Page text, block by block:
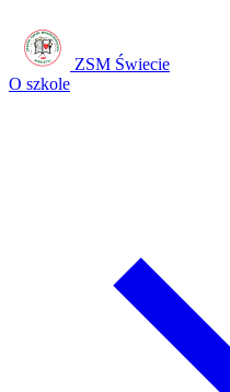
ZSM Świecie
O szkole